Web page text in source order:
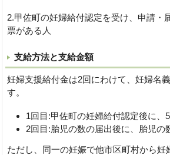
2.甲佐町の妊婦給付認定を受け、申請・
票がある人
支給方法と支給金額
妊婦支援給付金は2回にわけて、妊婦名
す。
1回目:甲佐町の妊婦給付認定後に、
2回目:胎児の数の届出後に、胎児の
ただし、同一の妊娠で他市区町村から妊